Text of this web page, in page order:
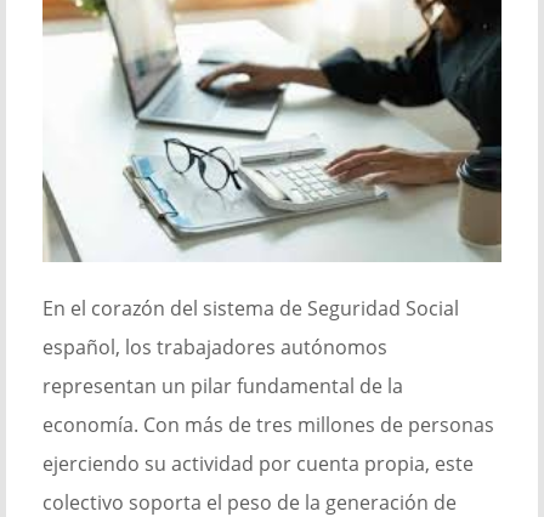
En el corazón del sistema de Seguridad Social
español, los trabajadores autónomos
representan un pilar fundamental de la
economía. Con más de tres millones de personas
ejerciendo su actividad por cuenta propia, este
colectivo soporta el peso de la generación de